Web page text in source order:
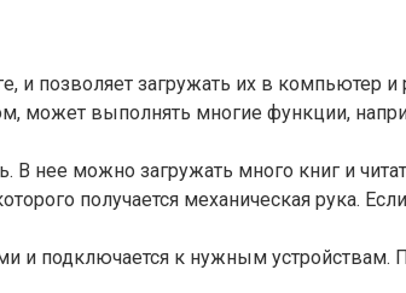
и позволяет загружать их в компьютер
может выполнять многие функции,
В нее можно загружать много книг и
получается механическая рука.
и подключается к нужным устройствам.